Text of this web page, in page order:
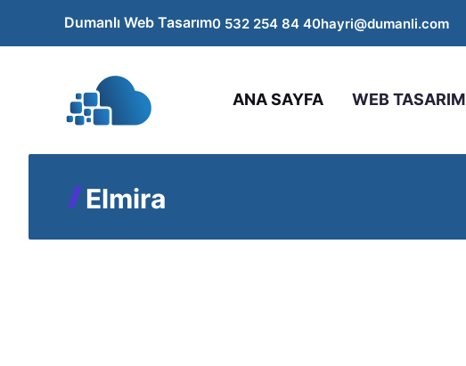
Dumanlı Web Tasarım0 532 254 84 40hayri@dumanli.com
ANA SAYFA WEB TASARIM
Elmira